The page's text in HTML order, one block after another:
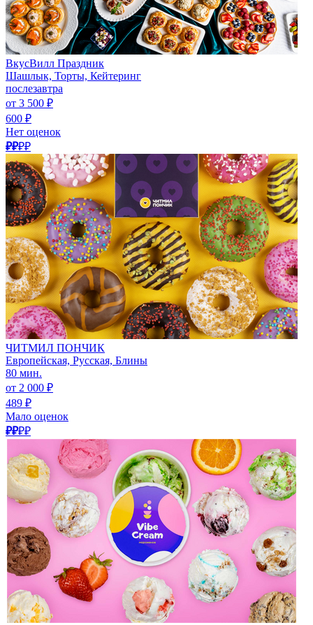
ВкусВилл Праздник
Шашлык, Торты, Кейтеринг
послезавтра
от 3 500 ₽
600 ₽
Нет оценок
₽₽₽₽
ЧИТМИЛ ПОНЧИК
Европейская, Русская, Блины
80 мин.
от 2 000 ₽
489 ₽
Мало оценок
₽₽₽₽